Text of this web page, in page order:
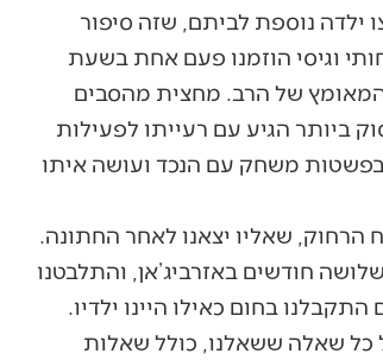
ילדה נוספת לביתם, שזה סיפור
וגיסי הוזמנו פעם אחת בשעת
המאומץ של הרב. מחצית מהסבים
ביותר הגיע עם רעייתו לפעילות
משחק עם הנכד ועושה איתו
הרחוק, שאליו יצאנו לאחר החתונה.
חודשים באזרביג’אן, והתלבטנו
בחום כאילו היינו ילדיו.
כל שאלה ששאלנו, כולל שאלות